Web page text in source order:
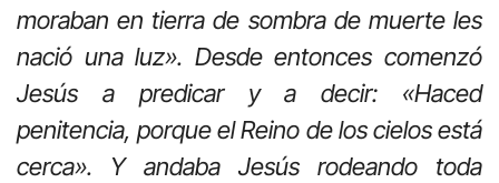
moraban en tierra de sombra de muerte les
nació una luz». Desde entonces comenzó
Jesús a predicar y a decir: «Haced
penitencia, porque el Reino de los cielos está
cerca». Y andaba Jesús rodeando toda